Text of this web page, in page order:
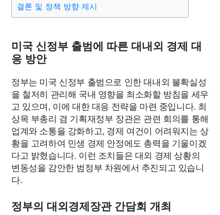
결론 및 정책 방향 제시
미국 신정부 출범에 따른 대내외 경제 대
응 방안
정부는 미국 신정부 출범으로 인한 대내외 불확실성
을 철저히 관리해 국내 영향을 최소화할 방침을 세우
고 있으며, 이에 대한 대응 전략을 마련 중입니다. 최
상목 부총리 겸 기획재정부 장관은 관련 회의를 통해
업계와 소통을 강화하고, 경제 여건이 어려워지는 상
황을 고려하여 민생 경제 안정에도 총력을 기울이겠
다고 밝혔습니다. 이런 조치들은 대외 경제 상황의
변동성을 감안한 범정부 차원에서 추진되고 있습니
다.
정부의 대외경제장관 간담회 개최